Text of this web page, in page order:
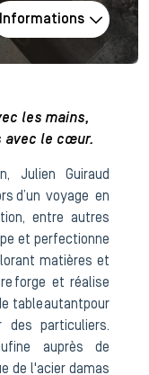
Informations
les mains,
avec le cœur.
Julien Guiraud
d’un voyage en
entre autres
et perfectionne
matières et
forge et réalise
table autant pour
des particuliers.
auprès de
de l'acier damas